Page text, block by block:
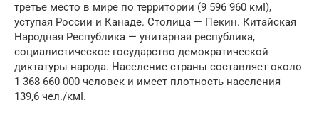
третье место в мире по территории (9 596 960 кмІ),
уступая России и Канаде. Столица — Пекин. Китайская
Народная Республика — унитарная республика,
социалистическое государство демократической
диктатуры народа. Население страны составляет около
1 368 660 000 человек и имеет плотность населения
139,6 чел./кмІ.